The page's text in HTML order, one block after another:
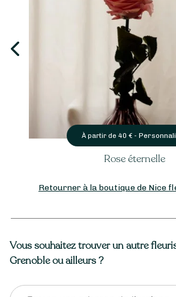
À partir de 40 € -
Rose éternelle
Retourner à la boutique de Nice
Vous souhaitez trouver un autre
Grenoble ou ailleurs ?